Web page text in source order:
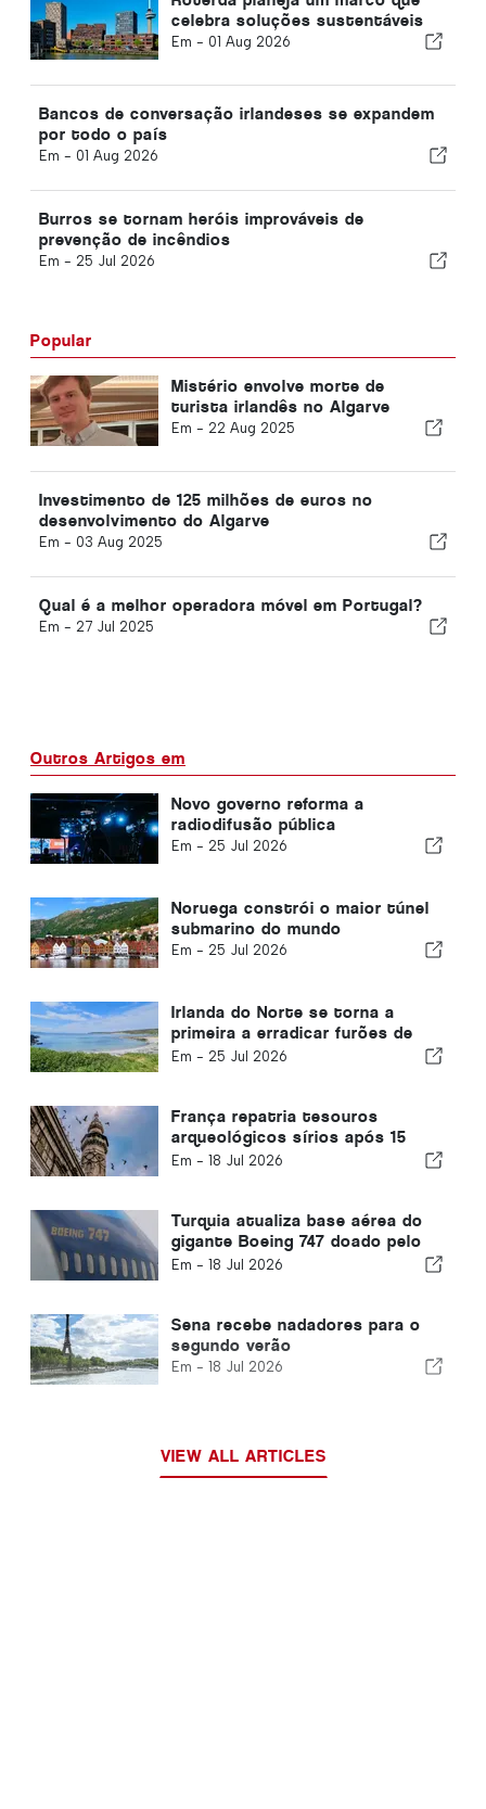
celebra soluções sustentáveis
Em - 01 Aug 2026
Bancos de conversação irlandeses se expandem
por todo o país
Em - 01 Aug 2026
Burros se tornam heróis improváveis de
prevenção de incêndios
Em - 25 Jul 2026
Popular
Mistério envolve morte de
turista irlandês no Algarve
Em - 22 Aug 2025
Investimento de 125 milhões de euros no
desenvolvimento do Algarve
Em - 03 Aug 2025
Qual é a melhor operadora móvel em Portugal?
Em - 27 Jul 2025
Outros Artigos em
Novo governo reforma a
radiodifusão pública
Em - 25 Jul 2026
Noruega constrói o maior túnel
submarino do mundo
Em - 25 Jul 2026
Irlanda do Norte se torna a
primeira a erradicar furões de
uma ilha habitada
Em - 25 Jul 2026
França repatria tesouros
arqueológicos sírios após 15
anos
Em - 18 Jul 2026
Turquia atualiza base aérea do
gigante Boeing 747 doado pelo
Catar aos EUA
Em - 18 Jul 2026
Sena recebe nadadores para o
segundo verão
Em - 18 Jul 2026
VIEW ALL ARTICLES